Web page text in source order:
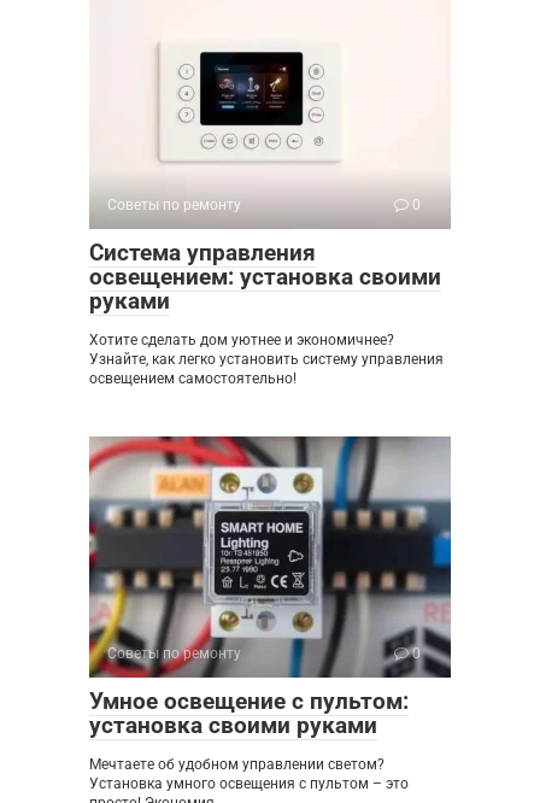
Советы по ремонту 0
Система управления
освещением: установка своими
руками
Хотите сделать дом уютнее и экономичнее?
Узнайте, как легко установить систему управления
освещением самостоятельно!
Советы по ремонту 0
Умное освещение с пультом:
установка своими руками
Мечтаете об удобном управлении светом?
Установка умного освещения с пультом – это